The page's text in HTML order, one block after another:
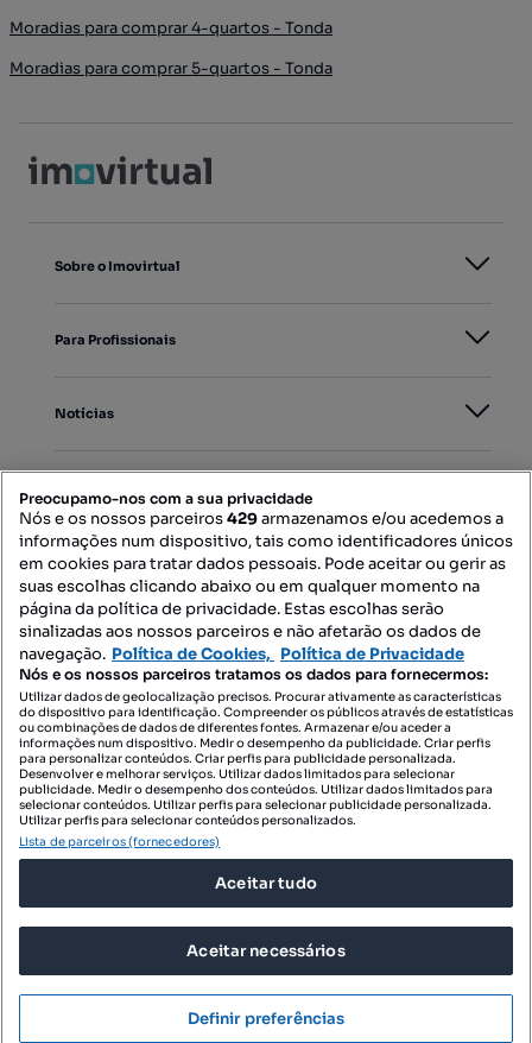
Moradias para comprar 4-quartos - Tonda
Moradias para comprar 5-quartos - Tonda
Sobre o Imovirtual
Para Profissionais
Notícias
Mapa do Site
Contacte-nos
SIGA-NOS:
DESCARREGAR NA:
© 2026 Imovirtual.com, OLX Portugal, S.A.
TERMOS DE UTILIZAÇÃO
POLÍTICA DE PRIVACIDADE
Preocupamo-nos com a sua privacidade
Nós e os nossos parceiros429armazenamos e/ou acedemos a
informações num dispositivo, tais como identificadores únicos
em cookies para tratar dados pessoais. Pode aceitar ou gerir as
suas escolhas clicando abaixo ou em qualquer momento na
página da política de privacidade. Estas escolhas serão
sinalizadas aos nossos parceiros e não afetarão os dados de
navegação. Política de Cookies, Política de Privacidade
Nós e os nossos parceiros tratamos os dados para fornecermos:
Utilizar dados de geolocalização precisos. Procurar ativamente as características
do dispositivo para identificação. Compreender os públicos através de estatísticas
ou combinações de dados de diferentes fontes. Armazenar e/ou aceder a
informações num dispositivo. Medir o desempenho da publicidade. Criar perfis
para personalizar conteúdos. Criar perfis para publicidade personalizada.
Desenvolver e melhorar serviços. Utilizar dados limitados para selecionar
publicidade. Medir o desempenho dos conteúdos. Utilizar dados limitados para
selecionar conteúdos. Utilizar perfis para selecionar publicidade personalizada.
Utilizar perfis para selecionar conteúdos personalizados.
Lista de parceiros (fornecedores)
Aceitar tudo
Aceitar necessários
Definir preferências